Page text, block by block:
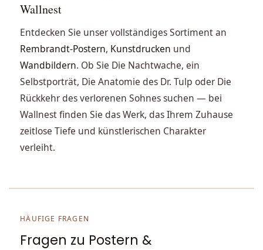
Wallnest
Entdecken Sie unser vollständiges Sortiment an
Rembrandt-Postern, Kunstdrucken und
Wandbildern. Ob Sie Die Nachtwache, ein
Selbstporträt, Die Anatomie des Dr. Tulp oder Die
Rückkehr des verlorenen Sohnes suchen — bei
Wallnest finden Sie das Werk, das Ihrem Zuhause
zeitlose Tiefe und künstlerischen Charakter
verleiht.
HÄUFIGE FRAGEN
Fragen zu Postern &